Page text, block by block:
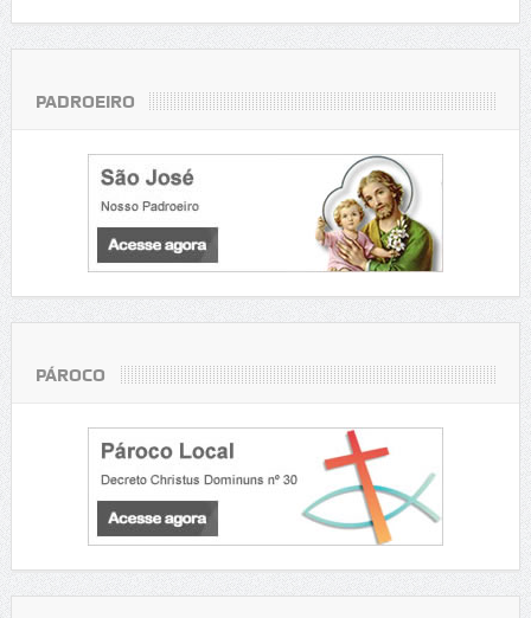
PADROEIRO
PÁROCO